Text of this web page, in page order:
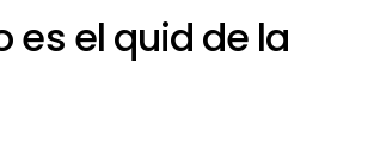
es el quid de la